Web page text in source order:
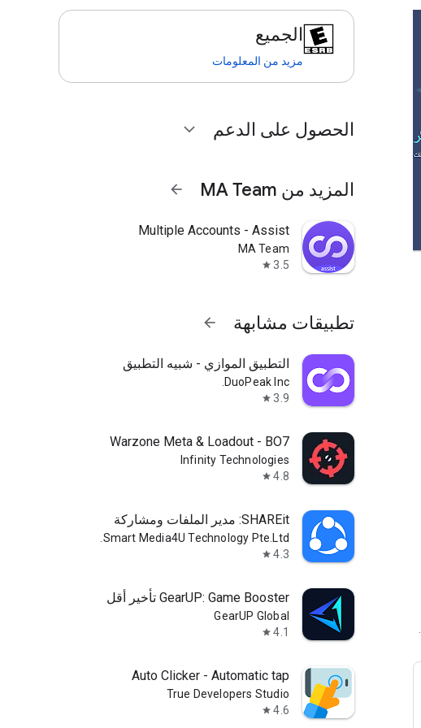
الجميع
مزيد من المعلومات
الحصول على الدعم expand_more
المزيد من MA Team arrow_forward
Multiple Accounts - Assist
MA Team
3.5
star
تطبيقات مشابهة arrow_forward
التطبيق الموازي - شبيه التطبيق
DuoPeak Inc.
3.9
star
Warzone Meta & Loadout - BO7
Infinity Technologies
4.8
star
SHAREit: مدير الملفات ومشاركة
Smart Media4U Technology Pte.Ltd.
4.3
star
GearUP: Game Booster تأخير أقل
GearUP Global
4.1
star
Auto Clicker - Automatic tap
True Developers Studio
4.6
star